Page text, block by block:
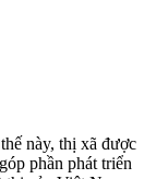
này, thị xã được
phần phát triển